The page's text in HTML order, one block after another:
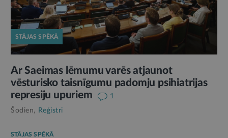
STĀJAS SPĒKĀ
Ar Saeimas lēmumu varēs atjaunot
vēsturisko taisnīgumu padomju psihiatrijas
represiju upuriem
1
Šodien, Reģistri
STĀJAS SPĒKĀ